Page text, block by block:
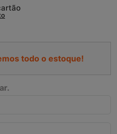
todo o estoque!